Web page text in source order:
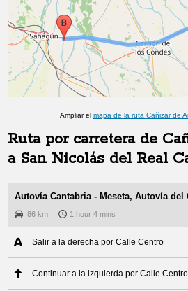
Ampliar el mapa de la ruta Cañizar de
Ruta por carretera de
a San Nicolás del Real
Autovía Cantabria - Meseta, Autovía
86 km 1 hour 4 mins
Salir a la derecha por Calle Centro
Continuar a la izquierda por Calle Centro